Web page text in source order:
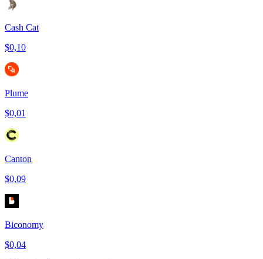
Cash Cat
$0,10
Plume
$0,01
Canton
$0,09
Biconomy
$0,04